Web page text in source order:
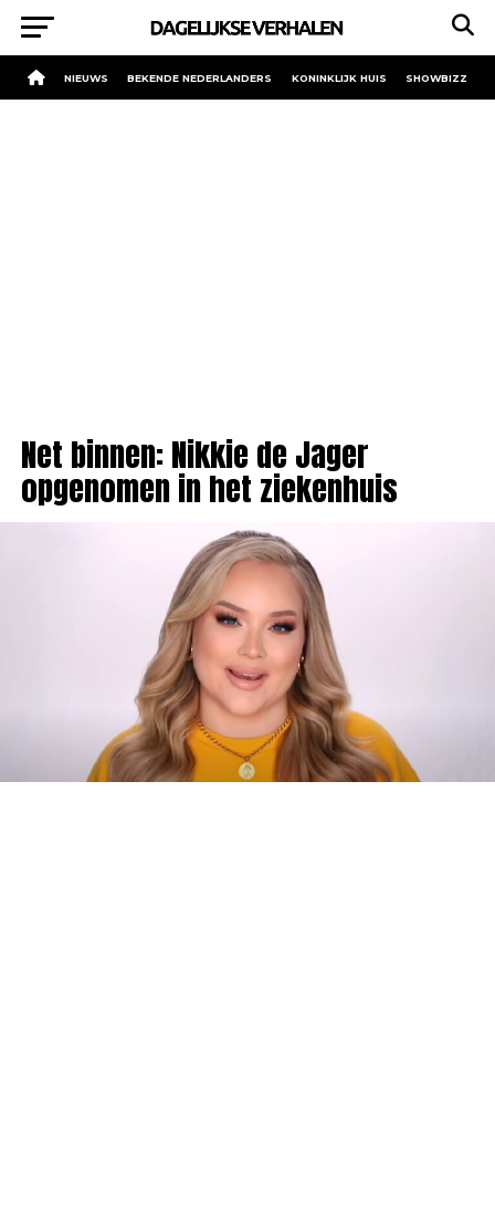
NIEUWS BEKENDE NEDERLANDERS KONINKLIJK HUIS SHOWBIZZ
Net binnen: Nikkie de Jager
opgenomen in het ziekenhuis